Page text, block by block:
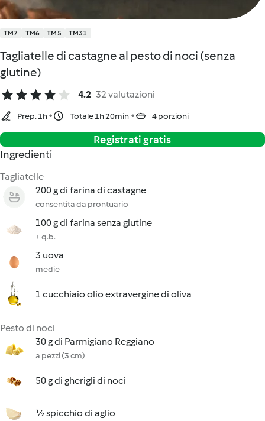
TM7 TM6 TM5 TM31
Tagliatelle di castagne al pesto di noci (senza
glutine)
4.2 32 valutazioni
Prep. 1h Totale 1h 20min 4 porzioni
Registrati gratis
Ingredienti
Tagliatelle
200 g di farina di castagne
consentita da prontuario
100 g di farina senza glutine
+ q.b.
3 uova
medie
1 cucchiaio olio extravergine di oliva
Pesto di noci
30 g di Parmigiano Reggiano
a pezzi (3 cm)
50 g di gherigli di noci
½ spicchio di aglio